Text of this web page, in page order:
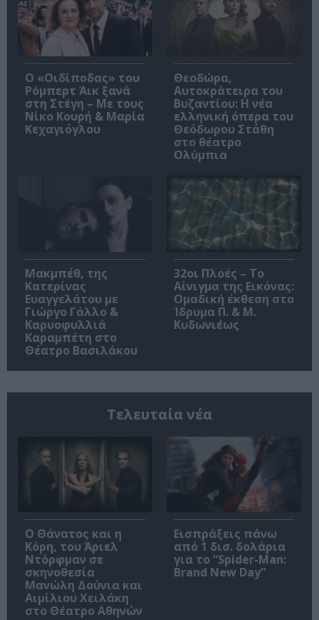
O «Οιδίποδας» του
Ρόμπερτ Άικ ξανά
στη Στέγη – Με τους
Νίκο Κουρή & Μαρία
Κεχαγιόγλου
Θεοδώρα,
Αυτοκράτειρα του
Βυζαντίου: Η νέα
ελληνική όπερα του
Θεόδωρου Στάθη
στο θέατρο
Ολύμπια
Μακμπέθ, της
Κατερίνας
Ευαγγελάτου με
Γιώργο Γάλλο &
Καρυοφυλλιά
Καραμπέτη στο
Θέατρο Βασιλάκου
32οι Πλοές – Το
Αίνιγμα της Εικόνας:
Ομαδική έκθεση στο
Ίδρυμα Π. & Μ.
Κυδωνιέως
Τελευταία νέα
Ο Θάνατος και η
Κόρη, του Άριελ
Ντόρφμαν σε
σκηνοθεσία
Μανώλη Δούνια και
Αιμίλιου Χειλάκη
στο Θέατρο Αθηνών
Εισπράξεις πάνω
από 1 δισ. δολάρια
για το “Spider-Man:
Brand New Day”